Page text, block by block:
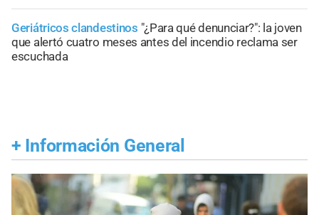
Geriátricos clandestinos "¿Para qué denunciar?": la joven
que alertó cuatro meses antes del incendio reclama ser
escuchada
+ Información General